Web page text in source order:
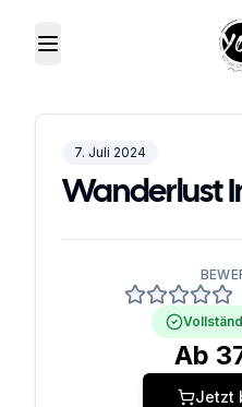
Toggle Menu
7. Juli 2024
Ab
Jetzt